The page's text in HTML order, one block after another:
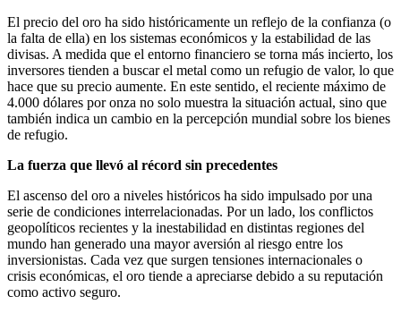
El precio del oro ha sido históricamente un reflejo de la confianza (o
la falta de ella) en los sistemas económicos y la estabilidad de las
divisas. A medida que el entorno financiero se torna más incierto, los
inversores tienden a buscar el metal como un refugio de valor, lo que
hace que su precio aumente. En este sentido, el reciente máximo de
4.000 dólares por onza no solo muestra la situación actual, sino que
también indica un cambio en la percepción mundial sobre los bienes
de refugio.
La fuerza que llevó al récord sin precedentes
El ascenso del oro a niveles históricos ha sido impulsado por una
serie de condiciones interrelacionadas. Por un lado, los conflictos
geopolíticos recientes y la inestabilidad en distintas regiones del
mundo han generado una mayor aversión al riesgo entre los
inversionistas. Cada vez que surgen tensiones internacionales o
crisis económicas, el oro tiende a apreciarse debido a su reputación
como activo seguro.